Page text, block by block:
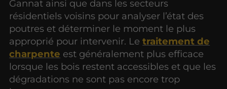
Gannat ainsi que dans les secteurs
résidentiels voisins pour analyser l’état des
poutres et déterminer le moment le plus
approprié pour intervenir. Letraitement de
charpente est généralement plus efficace
lorsque les bois restent accessibles et que les
dégradations ne sont pas encore trop